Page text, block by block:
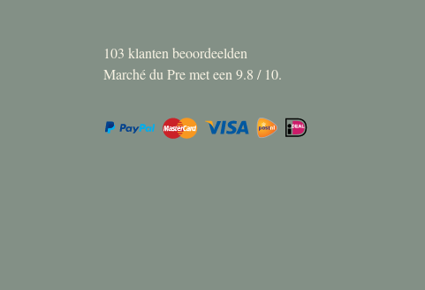
103 klanten beoordeelden
Marché du Pre met een 9.8 / 10.